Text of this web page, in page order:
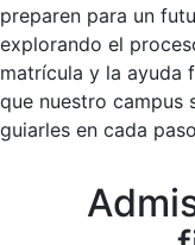
preparen para un
explorando el
matrícula y la ayuda
que nuestro campus
guiarles en cada